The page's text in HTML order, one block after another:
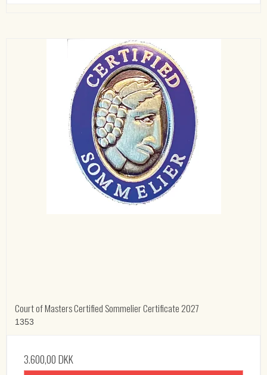
Court of Masters Certified Sommelier Certificate 2027
1353
3.600,00 DKK